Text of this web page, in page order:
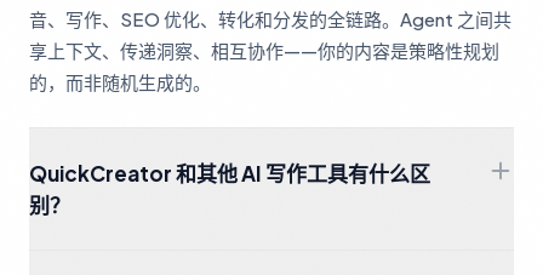
音、写作、SEO 优化、转化和分发的全链路。Agent 之间共
享上下文、传递洞察、相互协作——你的内容是策略性规划
的，而非随机生成的。
QuickCreator 和其他 AI 写作工具有什么区
别？